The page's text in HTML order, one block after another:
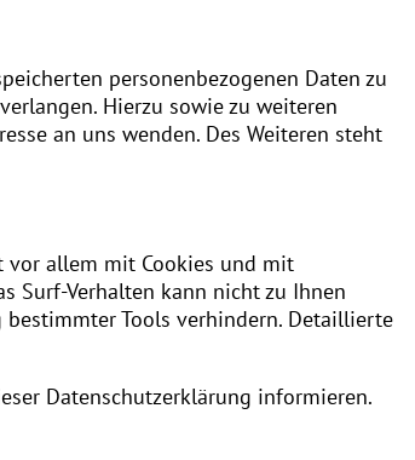
personenbezogenen Daten zu
Hierzu sowie zu weiteren
an uns wenden. Des Weiteren steht
vor allem mit Cookies und mit
Surf-Verhalten kann nicht zu Ihnen
Tools verhindern. Detaillierte
Datenschutzerklärung informieren.